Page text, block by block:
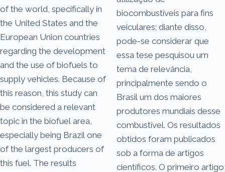
of the world, specifically in
the United States and the
European Union countries
regarding the development
and the use of biofuels to
supply vehicles. Because of
this reason, this study can
be considered a relevant
topic in the biofuel area,
especially being Brazil one
of the largest producers of
this fuel. The results
biocombustíveis para fins
veiculares; diante disso,
pode-se considerar que
essa tese pesquisou um
tema de relevância,
principalmente sendo o
Brasil um dos maiores
produtores mundiais desse
combustível. Os resultados
obtidos foram publicados
sob a forma de artigos
científicos. O primeiro artigo